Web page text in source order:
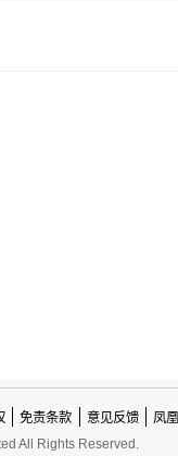
免责条款 意见反馈 凤
All Rights Reserved.